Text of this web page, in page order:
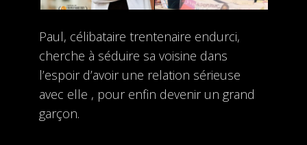
Paul, célibataire trentenaire endurci,
cherche à séduire sa voisine dans
l’espoir d’avoir une relation sérieuse
avec elle , pour enfin devenir un grand
garçon.